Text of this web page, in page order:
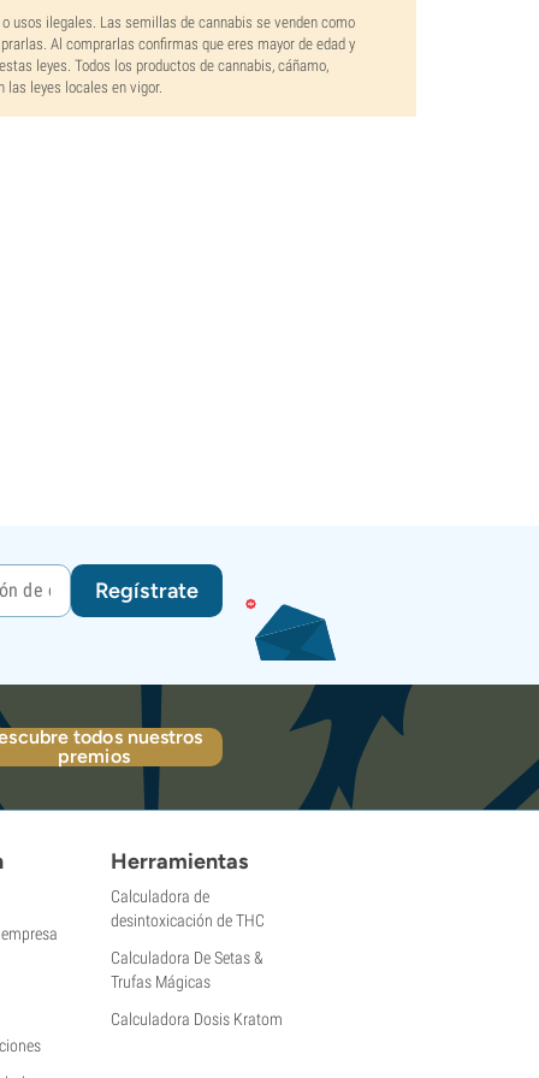
usos ilegales. Las semillas de cannabis se venden como
Al comprarlas confirmas que eres mayor de edad y
leyes. Todos los productos de cannabis, cáñamo,
leyes locales en vigor.
Regístrate
todos nuestros
premios
Herramientas
Calculadora de
desintoxicación de THC
Calculadora De Setas &
Trufas Mágicas
Calculadora Dosis Kratom